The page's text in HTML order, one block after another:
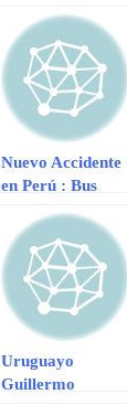
accidente del Bus
Horna
Nuevo Accidente
en Perú : Bus
deja 33 fallecidos
hasta el momento
Uruguayo
Guillermo